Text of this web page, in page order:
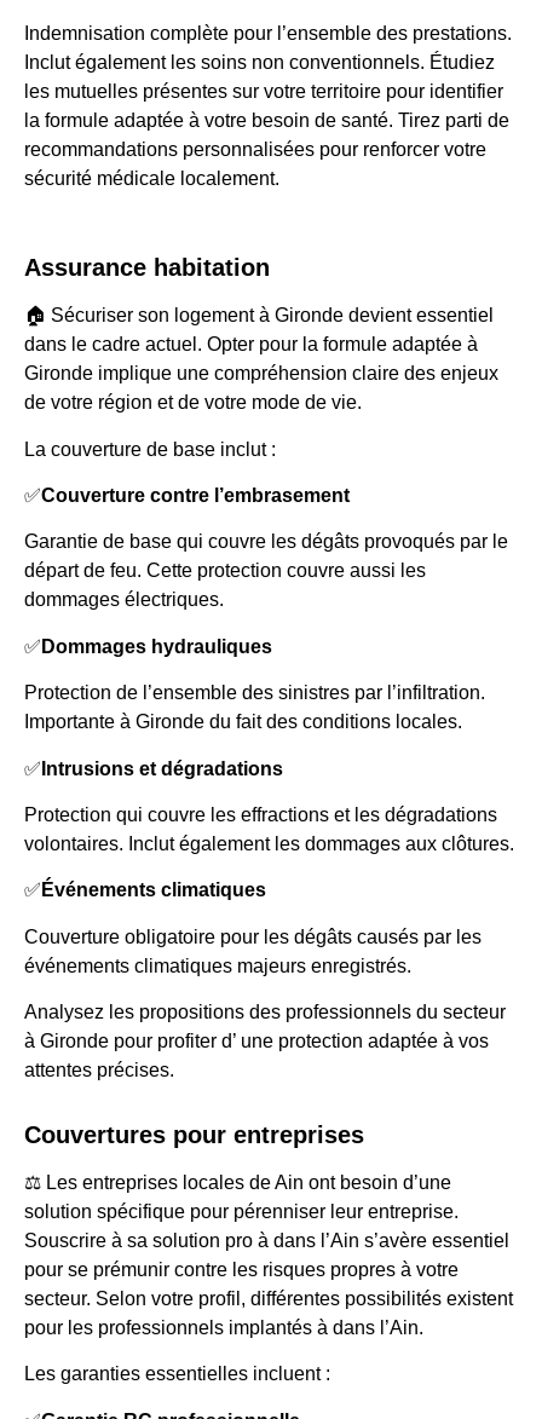
Indemnisation complète pour l’ensemble des prestations.
Inclut également les soins non conventionnels. Étudiez
les mutuelles présentes sur votre territoire pour identifier
la formule adaptée à votre besoin de santé. Tirez parti de
recommandations personnalisées pour renforcer votre
sécurité médicale localement.
Assurance habitation
🏠 Sécuriser son logement à Gironde devient essentiel
dans le cadre actuel. Opter pour la formule adaptée à
Gironde implique une compréhension claire des enjeux
de votre région et de votre mode de vie.
La couverture de base inclut :
✅Couverture contre l’embrasement
Garantie de base qui couvre les dégâts provoqués par le
départ de feu. Cette protection couvre aussi les
dommages électriques.
✅ Dommages hydrauliques
Protection de l’ensemble des sinistres par l’infiltration.
Importante à Gironde du fait des conditions locales.
✅ Intrusions et dégradations
Protection qui couvre les effractions et les dégradations
volontaires. Inclut également les dommages aux clôtures.
✅ Événements climatiques
Couverture obligatoire pour les dégâts causés par les
événements climatiques majeurs enregistrés.
Analysez les propositions des professionnels du secteur
à Gironde pour profiter d’ une protection adaptée à vos
attentes précises.
Couvertures pour entreprises
⚖️ Les entreprises locales de Ain ont besoin d’une
solution spécifique pour pérenniser leur entreprise.
Souscrire à sa solution pro à dans l’Ain s’avère essentiel
pour se prémunir contre les risques propres à votre
secteur. Selon votre profil, différentes possibilités existent
pour les professionnels implantés à dans l’Ain.
Les garanties essentielles incluent :